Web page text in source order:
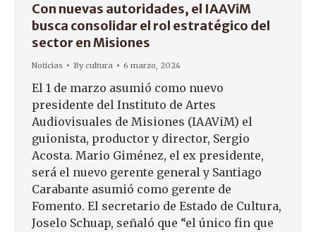
Con nuevas autoridades, el IAAViM
busca consolidar el rol estratégico del
sector en Misiones
Noticias Bycultura 6 marzo, 2024
El 1 de marzo asumió como nuevo
presidente del Instituto de Artes
Audiovisuales de Misiones (IAAViM) el
guionista, productor y director, Sergio
Acosta. Mario Giménez, el ex presidente,
será el nuevo gerente general y Santiago
Carabante asumió como gerente de
Fomento. El secretario de Estado de Cultura,
Joselo Schuap, señaló que “el único fin que